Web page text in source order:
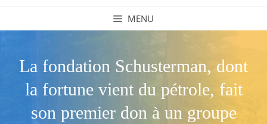
MENU
La fondation Schusterman, dont
la fortune vient du pétrole, fait
son premier don à un groupe